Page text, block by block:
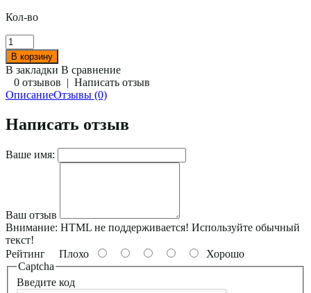
Кол-во
В закладки В сравнение
0 отзывов | Написать отзыв
ОписаниеОтзывы (0)
Написать отзыв
Ваше имя:
Ваш отзыв
Внимание: HTML не поддерживается! Используйте обычный
текст!
Рейтинг Плохо
Хорошо
Captcha
Введите код